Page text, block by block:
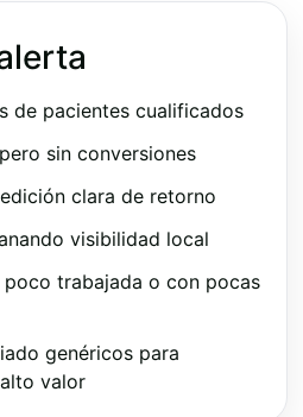
de pacientes cualificados
sin conversiones
clara de retorno
visibilidad local
poco trabajada o con pocas
genéricos para
valor